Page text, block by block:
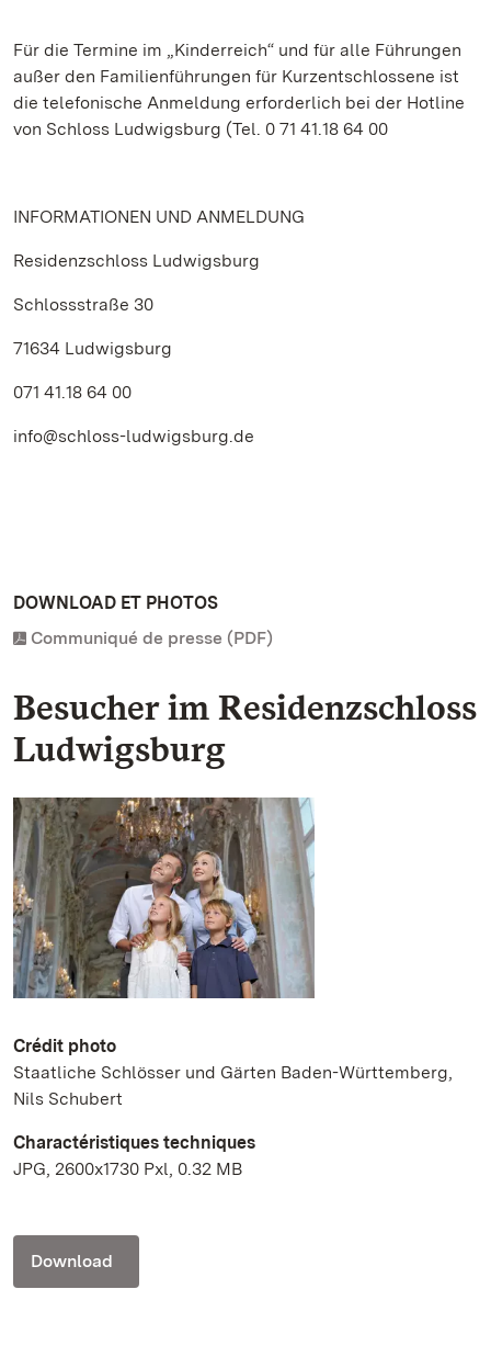
Für die Termine im „Kinderreich“ und für alle Führungen
außer den Familienführungen für Kurzentschlossene ist
die telefonische Anmeldung erforderlich bei der Hotline
von Schloss Ludwigsburg (Tel. 0 71 41.18 64 00
INFORMATIONEN UND ANMELDUNG
Residenzschloss Ludwigsburg
Schlossstraße 30
71634 Ludwigsburg
071 41.18 64 00
info@schloss-ludwigsburg.de
DOWNLOAD ET PHOTOS
Communiqué de presse (PDF)
Besucher im Residenzschloss
Ludwigsburg
Crédit photo
Staatliche Schlösser und Gärten Baden-Württemberg,
Nils Schubert
Charactéristiques techniques
JPG, 2600x1730 Pxl, 0.32 MB
Download